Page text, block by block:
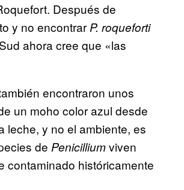
Después de
y no encontrarP. roqueforti
ahora cree que «las
encontraron unos
un moho color azul desde
leche, y no el ambiente, es
de Penicilliumviven
contaminado históricamente